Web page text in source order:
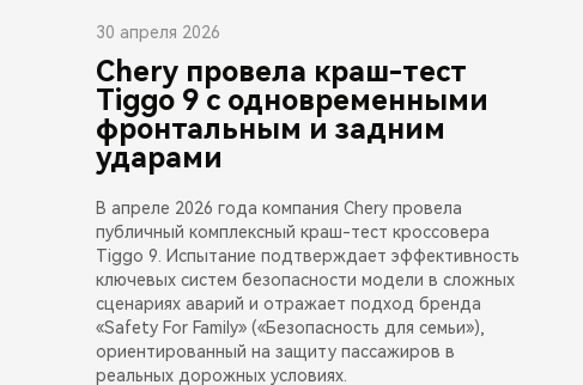
30 апреля 2026
Chery провела краш-тест
Tiggo 9 с одновременными
фронтальным и задним
ударами
В апреле 2026 года компания Chery провела
публичный комплексный краш-тест кроссовера
Tiggo 9. Испытание подтверждает эффективность
ключевых систем безопасности модели в сложных
сценариях аварий и отражает подход бренда
«Safety For Family» («Безопасность для семьи»),
ориентированный на защиту пассажиров в
реальных дорожных условиях.